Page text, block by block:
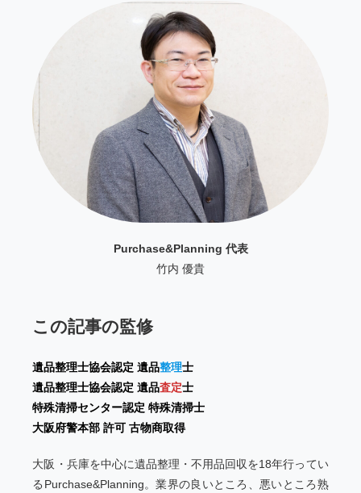
Purchase&Planning 代表
竹内 優貴
この記事の監修
遺品整理士協会認定 遺品整理士
遺品整理士協会認定 遺品査定士
特殊清掃センター認定 特殊清掃士
大阪府警本部 許可 古物商取得
大阪・兵庫を中心に遺品整理・不用品回収を18年行ってい
るPurchase&Planning。業界の良いところ、悪いところ熟